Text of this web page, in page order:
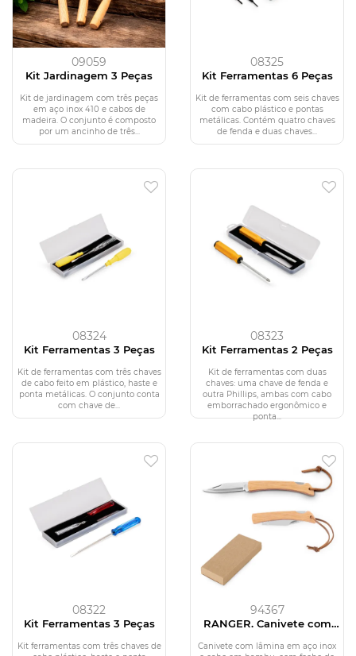
09059
Kit Jardinagem 3 Peças
Kit de jardinagem com três peças
em aço inox 410 e cabos de
madeira. O conjunto é composto
por um ancinho de três...
08325
Kit Ferramentas 6 Peças
Kit de ferramentas com seis chaves
com cabo plástico e pontas
metálicas. Contém quatro chaves
de fenda e duas chaves...
08324
Kit Ferramentas 3 Peças
Kit de ferramentas com três chaves
de cabo feito em plástico, haste e
ponta metálicas. O conjunto conta
com chave de...
08323
Kit Ferramentas 2 Peças
Kit de ferramentas com duas
chaves: uma chave de fenda e
outra Phillips, ambas com cabo
emborrachado ergonômico e
ponta...
08322
Kit Ferramentas 3 Peças
Kit ferramentas com três chaves de
94367
RANGER. Canivete com
inox e cabo em bambu
Canivete com lâmina em aço inox